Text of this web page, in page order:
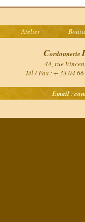
Atelier
Cordonnerie
44, rue
Tél / Fax : + 33 04
Email: